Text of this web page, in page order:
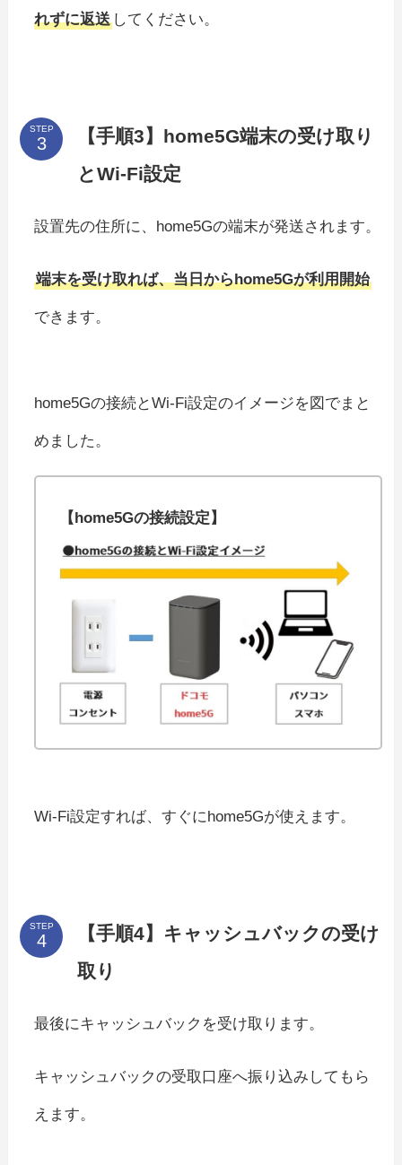
れずに返送 してください。
STEP
【手順3】home5G端末の受け取り
とWi-Fi設定
設置先の住所に、home5Gの端末が発送されます。
端末を受け取れば、当日からhome5Gが利用開始
できます。
home5Gの接続とWi-Fi設定のイメージを図でまと
めました。
【home5Gの接続設定】
Wi-Fi設定すれば、すぐにhome5Gが使えます。
STEP
【手順4】キャッシュバックの受け
取り
最後にキャッシュバックを受け取ります。
キャッシュバックの受取口座へ振り込みしてもら
えます。